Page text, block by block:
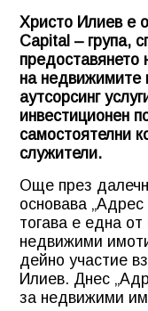
Христо Илиев е
Capital – група,
предоставянето
на недвижимите
аутсорсинг
инвестиционен
самостоятелни
служители.
Още през
основава
тогава е една
недвижими
дейно участие
Илиев. Днес
за недвижими